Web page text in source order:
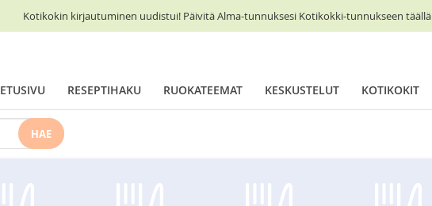
Kotikokin kirjautuminen uudistui! Päivitä Alma-tunnuksesi Kotikokki-tunnukseen täällä
ETUSIVU RESEPTIHAKU RUOKATEEMAT KESKUSTELUT KOTIKOKIT
HAE